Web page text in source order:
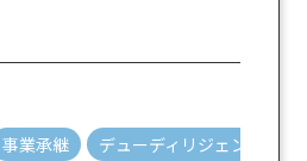
事業承継 デューディリジェンス